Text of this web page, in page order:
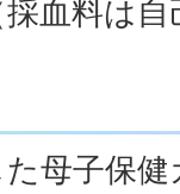
血料は
母子保